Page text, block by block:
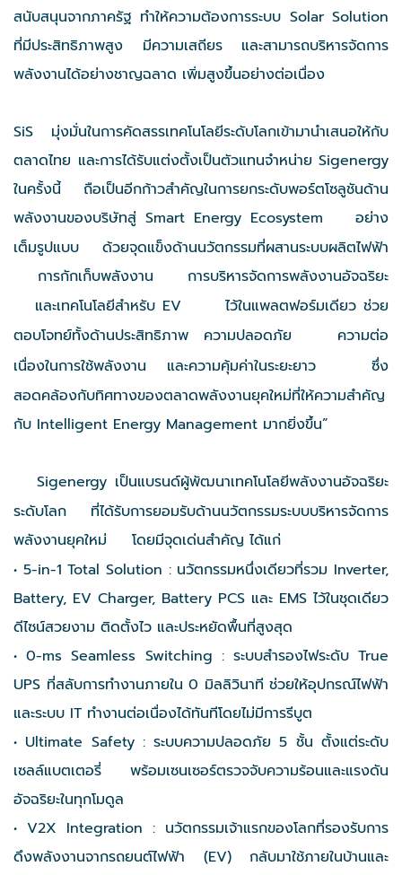
สนับสนุนจากภาครัฐ ทำให้ความต้องการระบบ Solar Solution
ที่มีประสิทธิภาพสูง มีความเสถียร และสามารถบริหารจัดการ
พลังงานได้อย่างชาญฉลาด เพิ่มสูงขึ้นอย่างต่อเนื่อง
SiS มุ่งมั่นในการคัดสรรเทคโนโลยีระดับโลกเข้ามานำเสนอให้กับ
ตลาดไทย และการได้รับแต่งตั้งเป็นตัวแทนจำหน่าย Sigenergy
ในครั้งนี้ ถือเป็นอีกก้าวสำคัญในการยกระดับพอร์ตโซลูชันด้าน
พลังงานของบริษัทสู่ Smart Energy Ecosystem
อย่าง
เต็มรูปแบบ ด้วยจุดแข็งด้านนวัตกรรมที่ผสานระบบผลิตไฟฟ้า
การกักเก็บพลังงาน
การบริหารจัดการพลังงานอัจฉริยะ
และเทคโนโลยีสำหรับ EV
ไว้ในแพลตฟอร์มเดียว ช่วย
ตอบโจทย์ทั้งด้านประสิทธิภาพ ความปลอดภัย
ความต่อ
เนื่องในการใช้พลังงาน และความคุ้มค่าในระยะยาว
ซึ่ง
สอดคล้องกับทิศทางของตลาดพลังงานยุคใหม่ที่ให้ความสำคัญ
กับ Intelligent Energy Management มากยิ่งขึ้น”
Sigenergy เป็นแบรนด์ผู้พัฒนาเทคโนโลยีพลังงานอัจฉริยะ
ระดับโลก ที่ได้รับการยอมรับด้านนวัตกรรมระบบบริหารจัดการ
พลังงานยุคใหม่
โดยมีจุดเด่นสำคัญ ได้แก่
• 5-in-1 Total Solution : นวัตกรรมหนึ่งเดียวที่รวม Inverter,
Battery, EV Charger, Battery PCS และ EMS ไว้ในชุดเดียว
ดีไซน์สวยงาม ติดตั้งไว และประหยัดพื้นที่สูงสุด
• 0-ms Seamless Switching : ระบบสำรองไฟระดับ True
UPS ที่สลับการทำงานภายใน 0 มิลลิวินาที ช่วยให้อุปกรณ์ไฟฟ้า
และระบบ IT ทำงานต่อเนื่องได้ทันทีโดยไม่มีการรีบูต
• Ultimate Safety : ระบบความปลอดภัย 5 ชั้น ตั้งแต่ระดับ
เซลล์แบตเตอรี่ พร้อมเซนเซอร์ตรวจจับความร้อนและแรงดัน
อัจฉริยะในทุกโมดูล
• V2X Integration : นวัตกรรมเจ้าแรกของโลกที่รองรับการ
ดึงพลังงานจากรถยนต์ไฟฟ้า (EV) กลับมาใช้ภายในบ้านและ